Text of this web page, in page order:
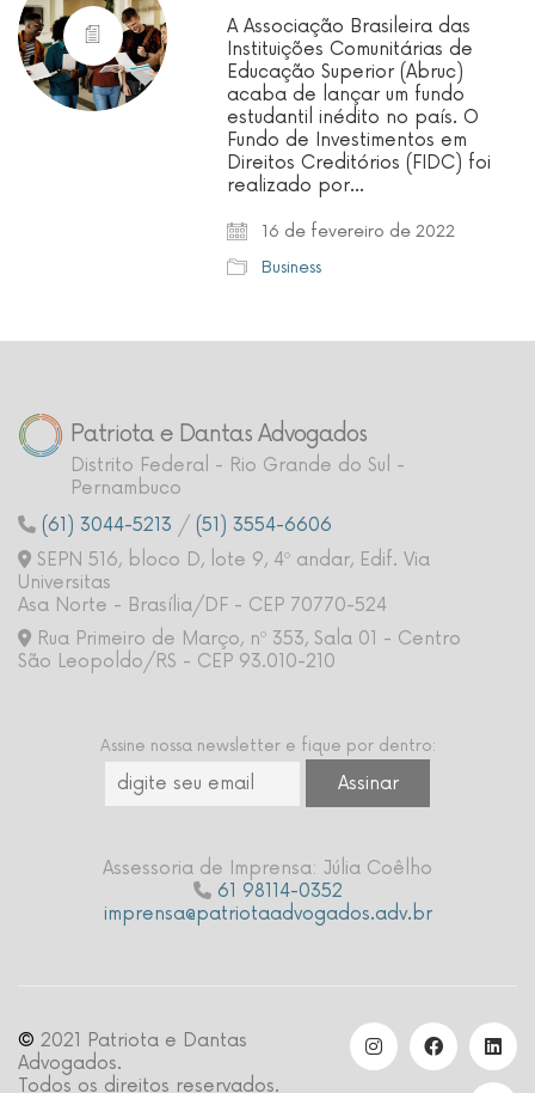
A Associação Brasileira das
Instituições Comunitárias de
Educação Superior (Abruc)
acaba de lançar um fundo
estudantil inédito no país. O
Fundo de Investimentos em
Direitos Creditórios (FIDC) foi
realizado por…
16 de fevereiro de 2022
Business
Patriota e Dantas Advogados
Distrito Federal - Rio Grande do Sul -
Pernambuco
(61) 3044-5213 / (51) 3554-6606
SEPN 516, bloco D, lote 9, 4º andar, Edif. Via
Universitas
Asa Norte - Brasília/DF - CEP 70770-524
Rua Primeiro de Março, nº 353, Sala 01 - Centro
São Leopoldo/RS - CEP 93.010-210
Assine nossa newsletter e fique por dentro:
Assessoria de Imprensa: Júlia Coêlho
61 98114-0352
imprensa@patriotaadvogados.adv.br
© 2021 Patriota e Dantas
Advogados.
Todos os direitos reservados.